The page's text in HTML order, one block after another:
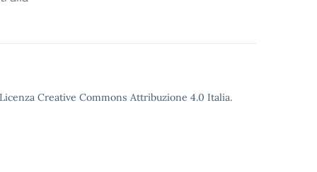
Creative Commons Attribuzione 4.0 Italia.